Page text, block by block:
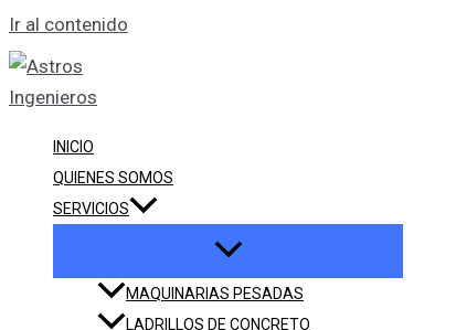
Ir al contenido
INICIO
QUIENES SOMOS
SERVICIOS
MAQUINARIAS PESADAS
LADRILLOS DE CONCRETO